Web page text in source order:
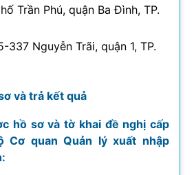
Trần Phú, quận Ba Đình, TP.
337 Nguyễn Trãi, quận 1, TP.
và trả kết quả
hồ sơ và tờ khai đề nghị cấp
Cơ quan Quản lý xuất nhập